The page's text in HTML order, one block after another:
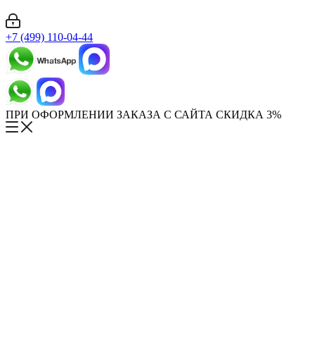
+7 (499) 110-04-44
ПРИ ОФОРМЛЕНИИ ЗАКАЗА С САЙТА СКИДКА 3%